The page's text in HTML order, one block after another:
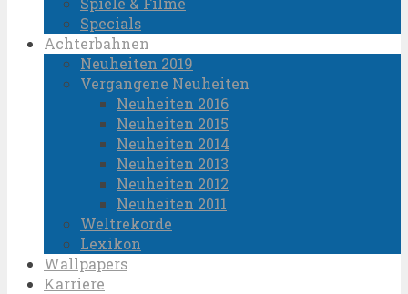
Specials
Achterbahnen
Neuheiten 2019
Vergangene Neuheiten
Neuheiten 2016
Neuheiten 2015
Neuheiten 2014
Neuheiten 2013
Neuheiten 2012
Neuheiten 2011
Weltrekorde
Lexikon
Wallpapers
Karriere